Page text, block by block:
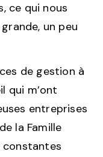
ce qui nous
un peu
de gestion à
qui m’ont
entreprises
la Famille
constantes